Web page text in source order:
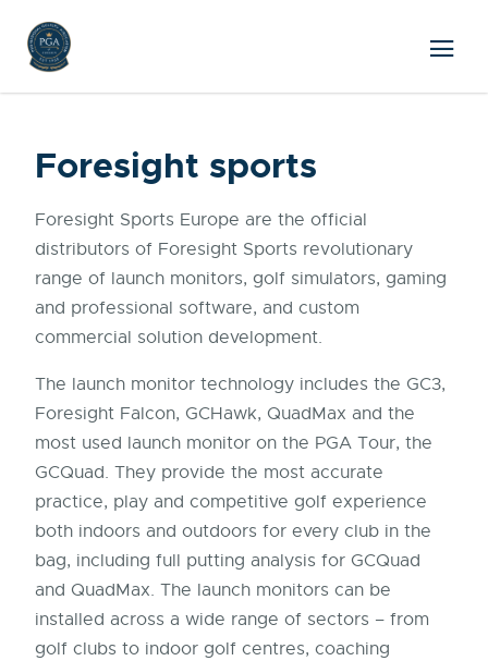
Foresight sports
Foresight Sports Europe are the official
distributors of Foresight Sports revolutionary
range of launch monitors, golf simulators, gaming
and professional software, and custom
commercial solution development.
The launch monitor technology includes the GC3,
Foresight Falcon, GCHawk, QuadMax and the
most used launch monitor on the PGA Tour, the
GCQuad. They provide the most accurate
practice, play and competitive golf experience
both indoors and outdoors for every club in the
bag, including full putting analysis for GCQuad
and QuadMax. The launch monitors can be
installed across a wide range of sectors – from
golf clubs to indoor golf centres, coaching